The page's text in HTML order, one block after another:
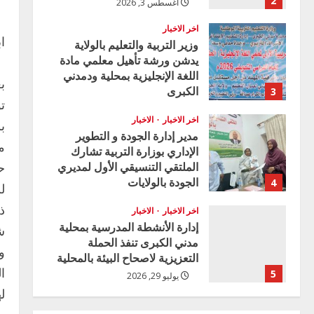
أغسطس 3, 2026
3
اخر الاخبار
وزير التربية والتعليم بالولاية
يدشن ورشة تأهيل معلمي مادة
اللغة الإنجليزية بمحلية ودمدني
الكبرى
4
اخر الاخبار الاخبار
مدير إدارة الجودة و التطوير
الإداري بوزارة التربية تشارك
الملتقي التنسيقي الأول لمديري
الجودة بالولايات
5
اخر الاخبار الاخبار
إدارة الأنشطة المدرسية بمحلية
مدني الكبرى تنفذ الحملة
التعزيزية لاصحاح البيئة بالمحلية
يوليو 29, 2026